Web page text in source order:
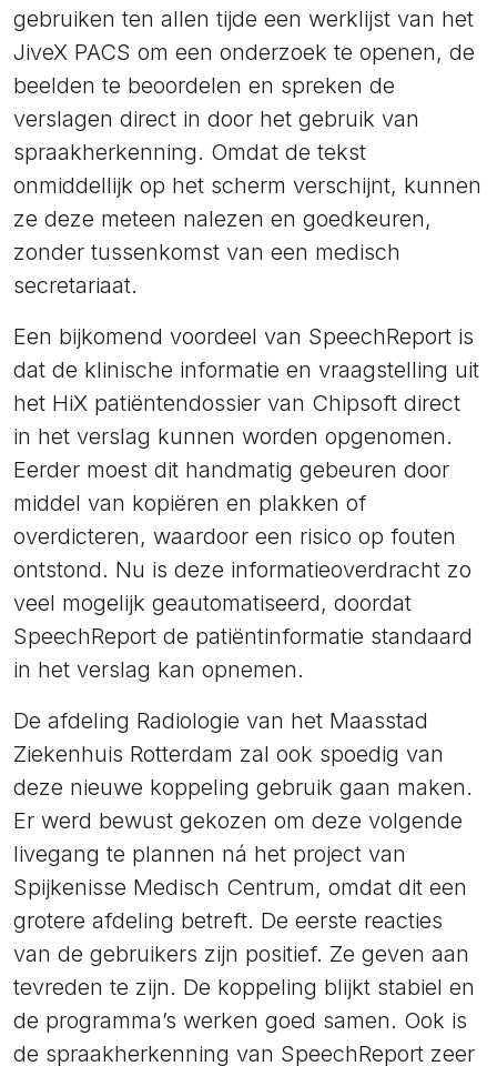
gebruiken ten allen tijde een werklijst van het
JiveX PACS om een onderzoek te openen, de
beelden te beoordelen en spreken de
verslagen direct in door het gebruik van
spraakherkenning. Omdat de tekst
onmiddellijk op het scherm verschijnt, kunnen
ze deze meteen nalezen en goedkeuren,
zonder tussenkomst van een medisch
secretariaat.
Een bijkomend voordeel van SpeechReport is
dat de klinische informatie en vraagstelling uit
het HiX patiëntendossier van Chipsoft direct
in het verslag kunnen worden opgenomen.
Eerder moest dit handmatig gebeuren door
middel van kopiëren en plakken of
overdicteren, waardoor een risico op fouten
ontstond. Nu is deze informatieoverdracht zo
veel mogelijk geautomatiseerd, doordat
SpeechReport de patiëntinformatie standaard
in het verslag kan opnemen.
De afdeling Radiologie van het Maasstad
Ziekenhuis Rotterdam zal ook spoedig van
deze nieuwe koppeling gebruik gaan maken.
Er werd bewust gekozen om deze volgende
livegang te plannen ná het project van
Spijkenisse Medisch Centrum, omdat dit een
grotere afdeling betreft. De eerste reacties
van de gebruikers zijn positief. Ze geven aan
tevreden te zijn. De koppeling blijkt stabiel en
de programma’s werken goed samen. Ook is
de spraakherkenning van SpeechReport zeer